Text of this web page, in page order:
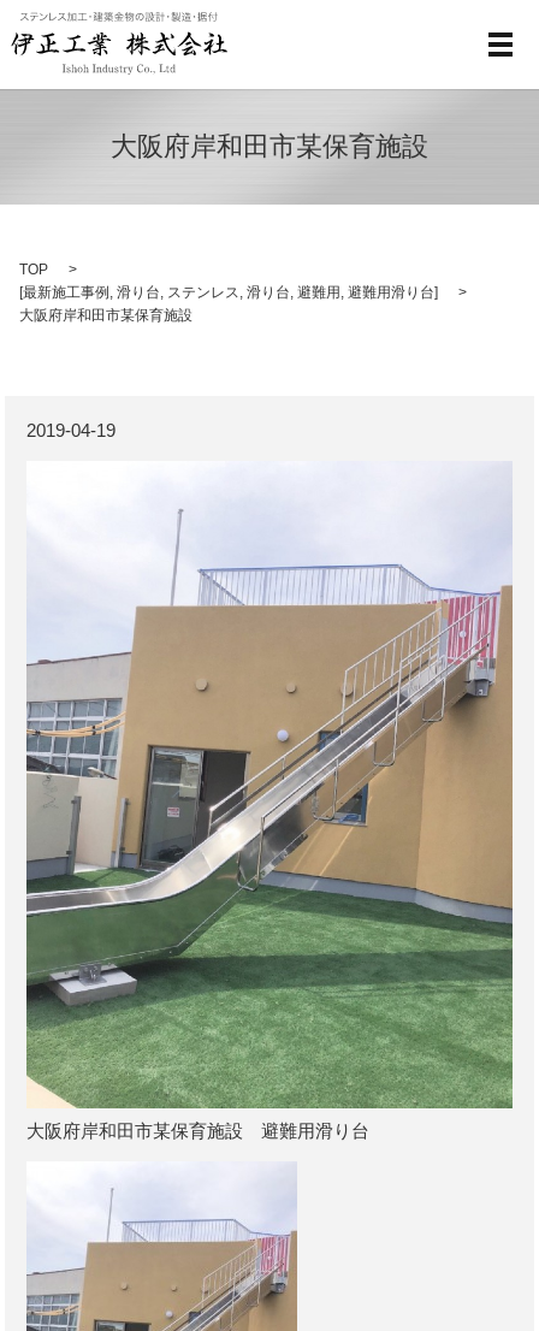
メ
大阪府岸和田市某保育施設
TOP
[最新施工事例 ,滑り台, ステンレス,滑り台,避難用 ,避難用滑り台]
大阪府岸和田市某保育施設
2019-04-19
大阪府岸和田市某保育施設 避難用滑り台